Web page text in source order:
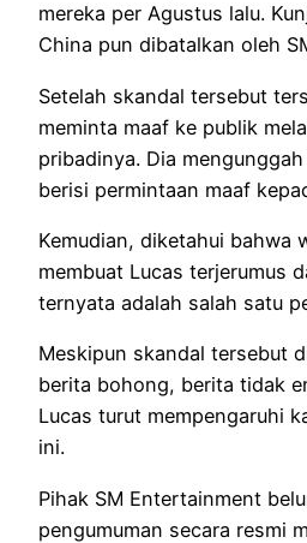
mereka per Agustus lalu.
China pun dibatalkan oleh
Setelah skandal tersebut
meminta maaf ke publik
pribadinya. Dia
berisi permintaan maaf
Kemudian, diketahui bahwa
membuat Lucas terjerumus
ternyata adalah salah satu
Meskipun skandal tersebut
berita bohong, berita tidak
Lucas turut mempengaruhi
ini.
Pihak SM Entertainment
pengumuman secara resmi